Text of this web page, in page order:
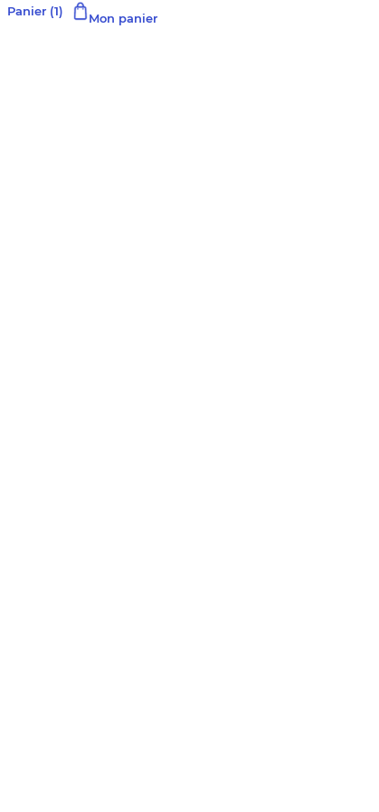
Mon panier
Panier (1)